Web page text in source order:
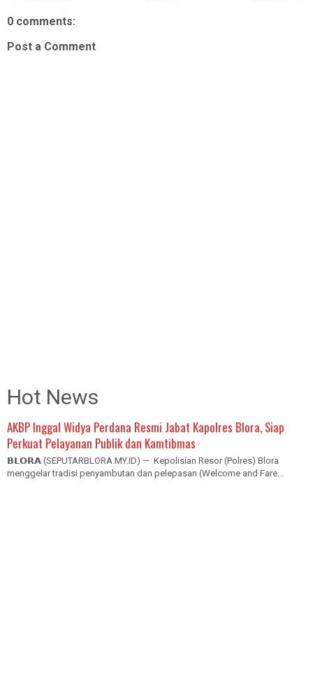
0 comments:
Post a Comment
Hot News
AKBP Inggal Widya Perdana Resmi Jabat Kapolres Blora, Siap
Perkuat Pelayanan Publik dan Kamtibmas
𝗕𝗟𝗢𝗥𝗔 (SEPUTARBLORA.MY.ID) — Kepolisian Resor (Polres) Blora
menggelar tradisi penyambutan dan pelepasan (Welcome and Fare...